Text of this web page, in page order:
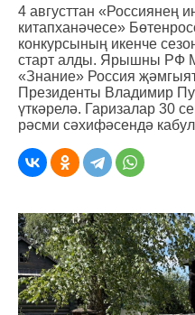
4 августтан «Россиянең
китапханәчесе»
конкурсының икенче
старт алды. Ярышны РФ
«Знание» Россия
Президенты Владимир
үткәрелә. Гаризалар 30
рәсми сәхифәсендә